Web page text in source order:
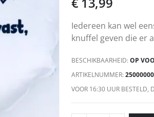
Iedereen kan wel
knuffel geven die er
BESCHIKBAARHEID: OP
ARTIKELNUMMER
VOOR 16:30 UUR BESTELD,